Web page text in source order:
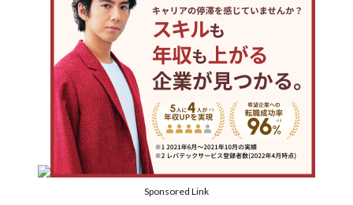
Sponsored Link